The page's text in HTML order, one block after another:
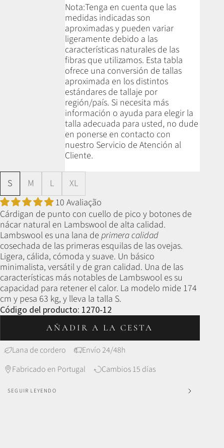
Nota:Tenga en cuenta que las
medidas indicadas son
aproximadas y pueden variar
ligeramente debido a las
características naturales de las
fibras que utilizamos. Esta tabla
ofrece una conversión de tallas
aproximada en los distintos
estándares de tallaje por
región/país. Si necesita más
información o ayuda para elegir la
talla adecuada para usted, no dude
en ponerse en contacto con
nuestro Servicio de Atención al
Cliente.
S M L
XL
10 Avaliação
Cárdigan de punto con cuello de pico y botones de
nácar natural en Lambswool de alta calidad.
Lambswool es una lana de primera calidad
cosechada de las primeras esquilas de las ovejas.
Ligera, cálida, cómoda y suave. Un básico
minimalista, versátil y de gran calidad. Una de las
características más notables de Lambswool es su
capacidad para retener el calor. La modelo mide 174
cm y pesa 63 kg, y lleva la talla S.
Código del producto: 1270-12
AÑADIR A LA CESTA
Lana de cordero
Envío 24/48h
Fabricado en Portugal
Cambios 15 días
SEGUIR LEYENDO